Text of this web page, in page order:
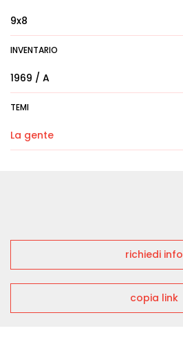
9x8
INVENTARIO
1969 / A
TEMI
La gente
richiedi info
copia link